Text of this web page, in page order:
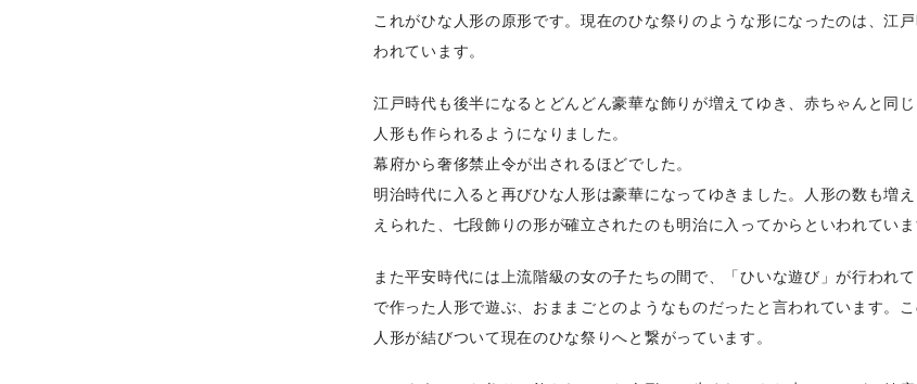
これがひな人形の原形です。現在のひな祭りのような形になったのは、江
われています。
江戸時代も後半になるとどんどん豪華な飾りが増えてゆき、赤ちゃんと同
人形も作られるようになりました。
幕府から奢侈禁止令が出されるほどでした。
明治時代に入ると再びひな人形は豪華になってゆきました。人形の数も増
えられた、七段飾りの形が確立されたのも明治に入ってからといわれていま
また平安時代には上流階級の女の子たちの間で、「ひいな遊び」が行われ
で作った人形で遊ぶ、おままごとのようなものだったと言われています。
人形が結びついて現在のひな祭りへと繋がっています。